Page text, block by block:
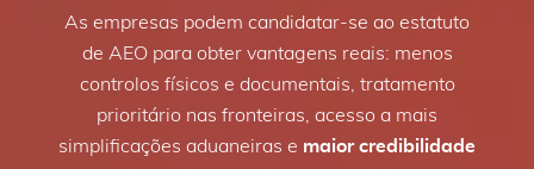
As empresas podem candidatar-se ao estatuto
de AEO para obter vantagens reais: menos
controlos físicos e documentais, tratamento
prioritário nas fronteiras, acesso a mais
simplificações aduaneiras e maior credibilidade